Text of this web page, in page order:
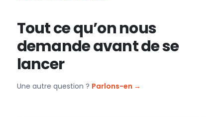
Tout ce qu’on nous
demande avant de se
lancer
Une autre question ? Parlons-en →